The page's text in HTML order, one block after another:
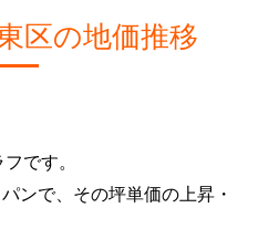
区の地価推移
です。
ンで、その坪単価の上昇・